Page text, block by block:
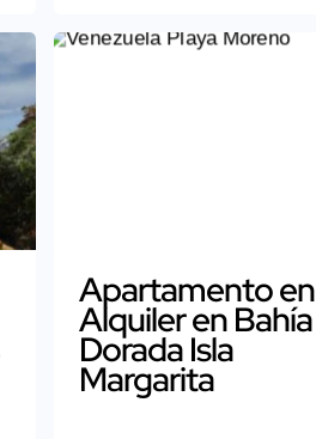
Apartamento en
Alquiler en Bahía
Dorada Isla
Margarita